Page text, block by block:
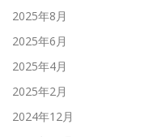
2025年8月
2025年6月
2025年4月
2025年2月
2024年12月